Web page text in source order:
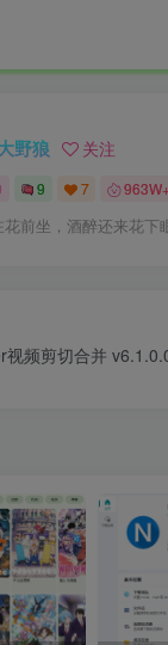
野狼 关注
9 7 963W+
前坐，酒醉还来花下
频剪切合并